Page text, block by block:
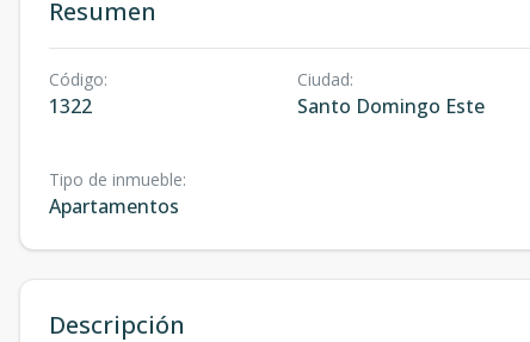
Resumen
Código:
1322
Ciudad:
Santo Domingo Este
Tipo de inmueble:
Apartamentos
Descripción